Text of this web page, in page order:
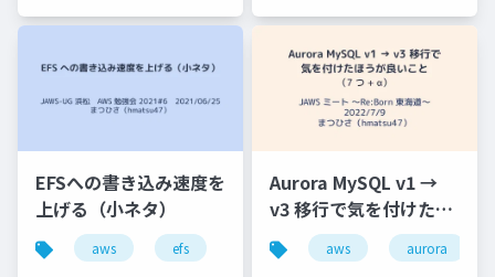
EFSへの書き込み速度を
上げる（小ネタ）
aws efs jaws-ug
Aurora MySQL v1 →
v3 移行で気を付けたほ
うが良いこと（7 つ +
α）
aws aurora